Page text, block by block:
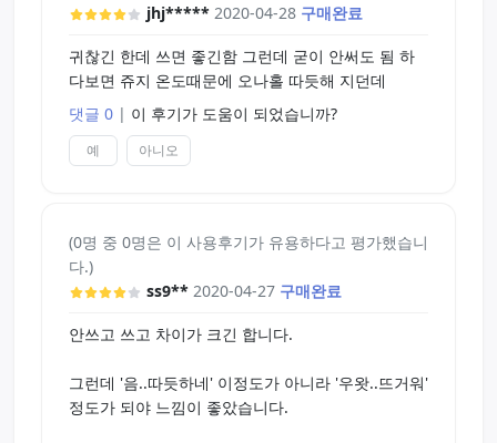
jhj***** 2020-04-28 구매완료
귀찮긴 한데 쓰면 좋긴함 그런데 굳이 안써도 됨 하
다보면 쥬지 온도때문에 오나홀 따듯해 지던데
댓글 0 | 이 후기가 도움이 되었습니까?
예 아니오
(0명 중 0명은 이 사용후기가 유용하다고 평가했습니
다.)
ss9** 2020-04-27 구매완료
안쓰고 쓰고 차이가 크긴 합니다.
그런데 '음..따듯하네' 이정도가 아니라 '우왓..뜨거워'
정도가 되야 느낌이 좋았습니다.